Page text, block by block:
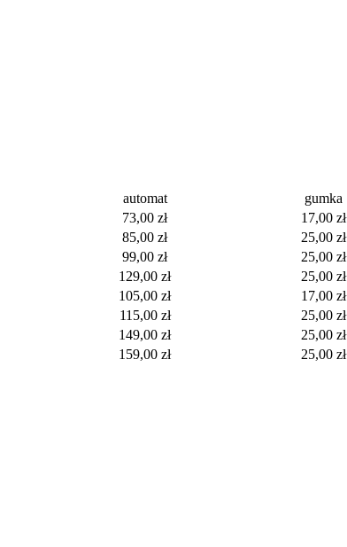
automat gumka
73,00 zł 17,00 zł
85,00 zł 25,00 zł
99,00 zł 25,00 zł
129,00 zł 25,00 zł
105,00 zł 17,00 zł
115,00 zł 25,00 zł
149,00 zł 25,00 zł
159,00 zł 25,00 zł